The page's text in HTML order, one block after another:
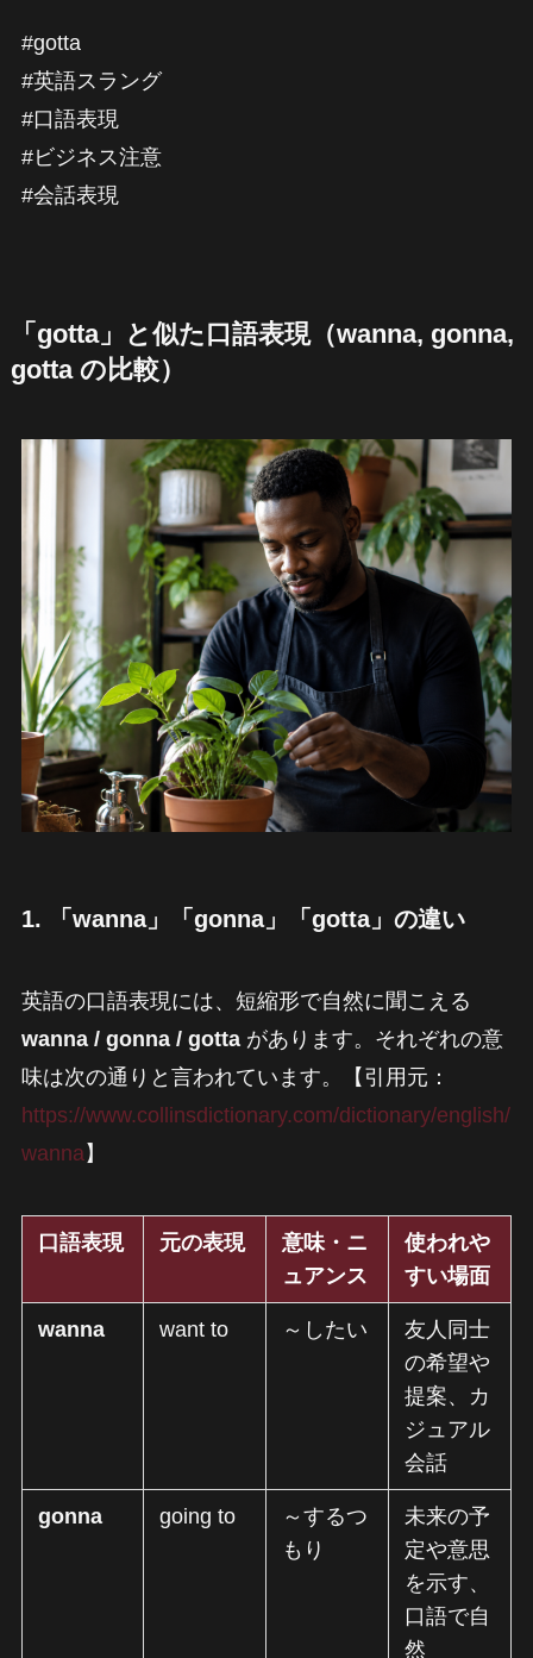
#gotta
#英語スラング
#口語表現
#ビジネス注意
#会話表現
「gotta」と似た口語表現（wanna, gonna,
gotta の比較）
1. 「wanna」「gonna」「gotta」の違い
英語の口語表現には、短縮形で自然に聞こえる
wanna / gonna / gottaがあります。それぞれの意
味は次の通りと言われています。【引用元：
https://www.collinsdictionary.com/dictionary/english/
wanna 】
口語表現 元の表現
意味・ニ
ュアンス
使われや
すい場面
wanna want to ～したい
友人同士
の希望や
提案、カ
ジュアル
会話
gonna going to
～するつ
もり
未来の予
定や意思
を示す、
口語で自
然